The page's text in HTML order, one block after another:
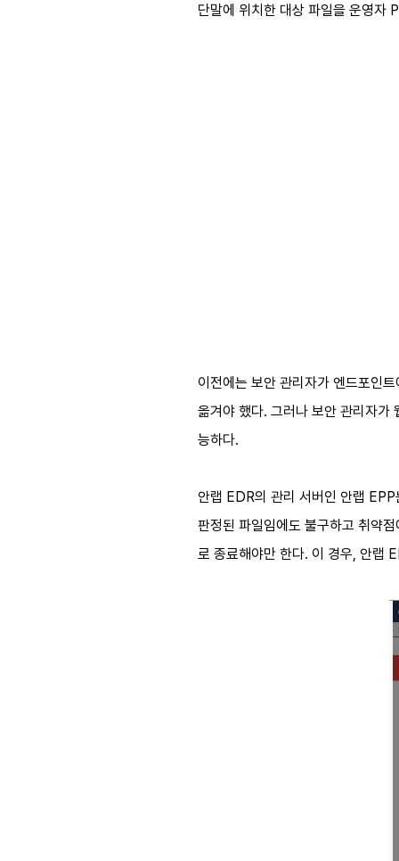
단말에 위치한 대상 파일을 운영자
이전에는 보안 관리자가 엔드포인
옮겨야 했다. 그러나 보안 관리자가
능하다.
안랩 EDR의 관리 서버인 안랩
판정된 파일임에도 불구하고 취약
로 종료해야만 한다. 이 경우, 안랩